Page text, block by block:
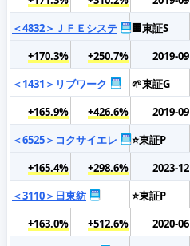
＜4832＞ＪＦＥシステ
🏢東証S
+170.3%
+250.7% 2019-09
＜1431＞リブワーク
🌱東証G
+165.9%
+426.6% 2019-09
＜6525＞コクサイエレ
⭐東証P
+165.4%
+298.6% 2023-12
＜3110＞日東紡
⭐東証P
+163.0%
+512.6% 2020-06